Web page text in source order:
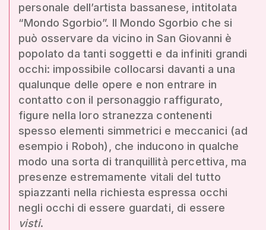
personale dell’artista bassanese, intitolata
“Mondo Sgorbio”. Il Mondo Sgorbio che si
può osservare da vicino in San Giovanni è
popolato da tanti soggetti e da infiniti grandi
occhi: impossibile collocarsi davanti a una
qualunque delle opere e non entrare in
contatto con il personaggio raffigurato,
figure nella loro stranezza contenenti
spesso elementi simmetrici e meccanici (ad
esempio i Roboh), che inducono in qualche
modo una sorta di tranquillità percettiva, ma
presenze estremamente vitali del tutto
spiazzanti nella richiesta espressa occhi
negli occhi di essere guardati, di essere
visti.